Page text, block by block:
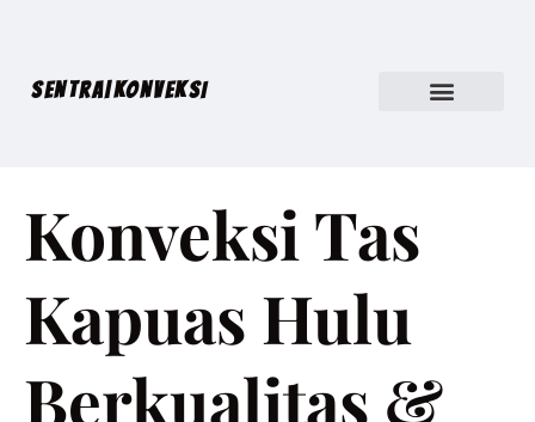
SENTRA|KONVEKSI
Konveksi Tas
Kapuas Hulu
Berkualitas &